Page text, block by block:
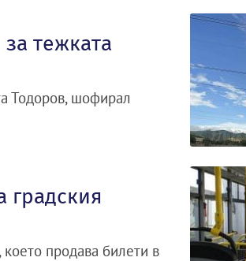
тежката
Тодоров, шофирал
градския
продава билети в